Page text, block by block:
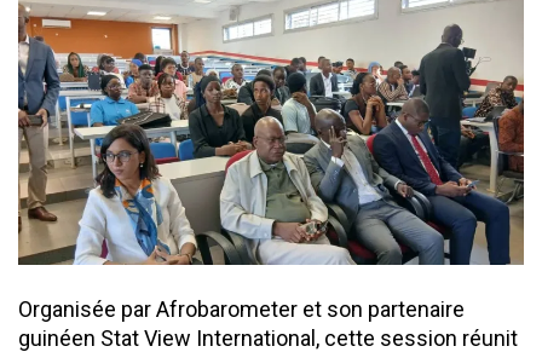
Organisée par Afrobarometer et son partenaire
guinéen Stat View International, cette session réunit